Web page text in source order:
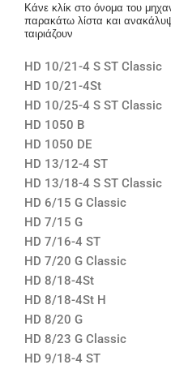
Κάνε κλίκ στο όνομα του
παρακάτω λίστα και
ταιριάζουν
HD 10/21-4 S ST Classic
HD 10/21-4St
HD 10/25-4 S ST Classic
HD 1050 B
HD 1050 DE
HD 13/12-4 ST
HD 13/18-4 S ST Classic
HD 6/15 G Classic
HD 7/15 G
HD 7/16-4 ST
HD 7/20 G Classic
HD 8/18-4St
HD 8/18-4St H
HD 8/20 G
HD 8/23 G Classic
HD 9/18-4 ST